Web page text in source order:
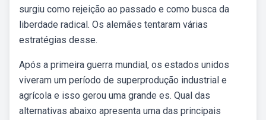
surgiu como rejeição ao passado e como busca da
liberdade radical. Os alemães tentaram várias
estratégias desse.
Após a primeira guerra mundial, os estados unidos
viveram um período de superprodução industrial e
agrícola e isso gerou uma grande es. Qual das
alternativas abaixo apresenta uma das principais